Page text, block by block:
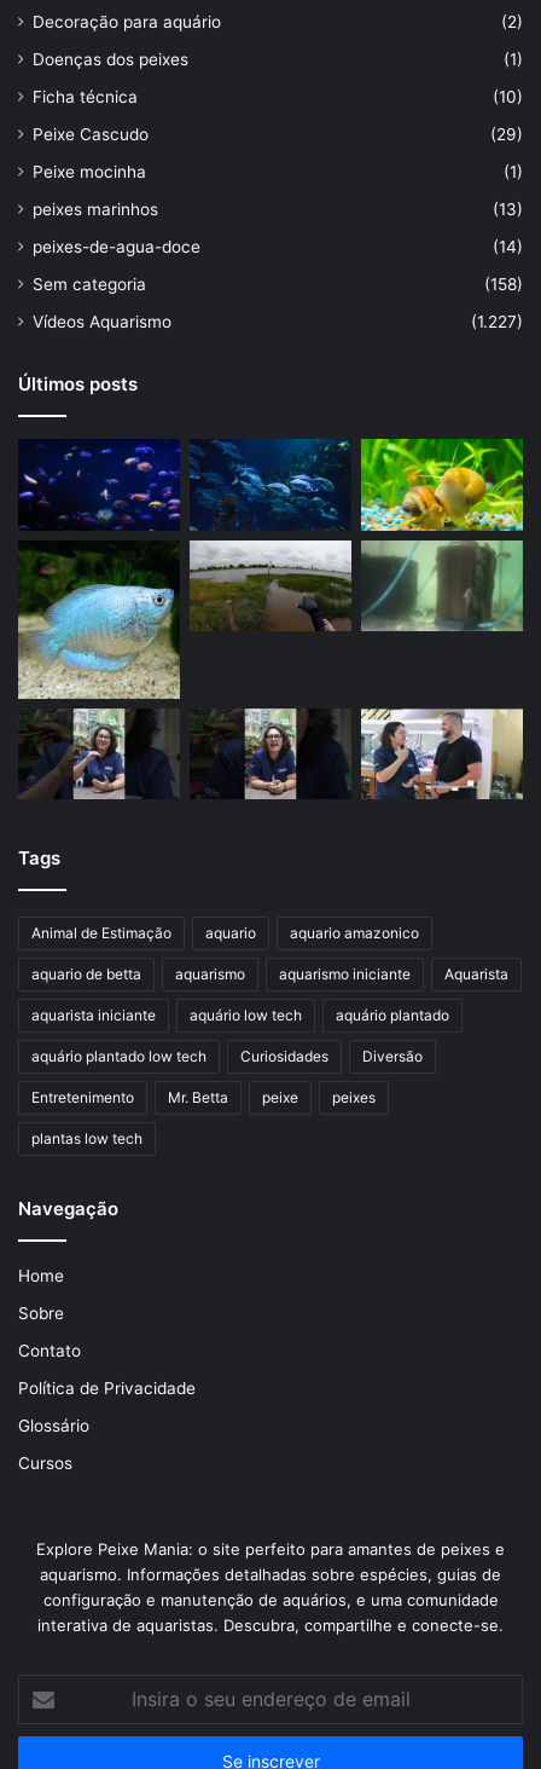
Decoração para aquário
(2)
Doenças dos peixes
(1)
Ficha técnica
(10)
Peixe Cascudo
(29)
Peixe mocinha
(1)
peixes marinhos
(13)
peixes-de-agua-doce
(14)
Sem categoria
(158)
Vídeos Aquarismo
(1.227)
Últimos posts
Tags
Animal de Estimação aquario aquario amazonico
aquario de betta aquarismo aquarismo iniciante Aquarista
aquarista iniciante aquário low tech aquário plantado
aquário plantado low tech Curiosidades Diversão
Entretenimento Mr. Betta peixe peixes
plantas low tech
Navegação
Home
Sobre
Contato
Política de Privacidade
Glossário
Cursos
Explore Peixe Mania: o site perfeito para amantes de peixes e
aquarismo. Informações detalhadas sobre espécies, guias de
configuração e manutenção de aquários, e uma comunidade
interativa de aquaristas. Descubra, compartilhe e conecte-se.
seu